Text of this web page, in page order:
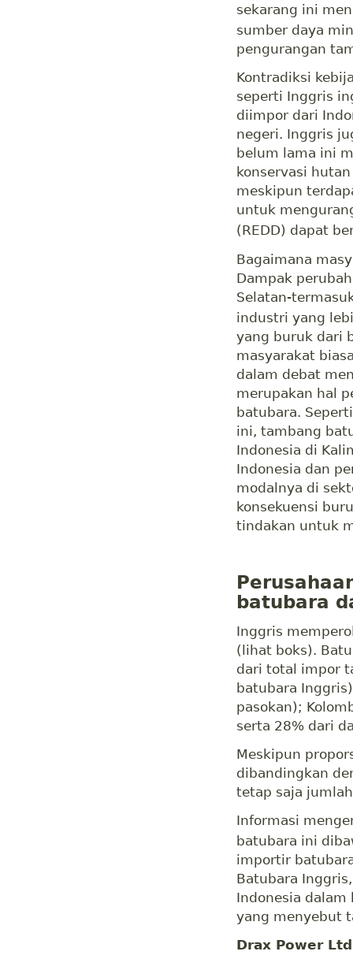
sekarang ini
sumber daya
pengurangan
Kontradiksi
seperti Inggris
diimpor dari
negeri. Inggris
belum lama ini
konservasi
meskipun
untuk
(REDD) dapat
Bagaimana
Dampak
Selatan-
industri yang
yang buruk dari
masyarakat
dalam debat
merupakan hal
batubara.
ini, tambang
Indonesia di
Indonesia dan
modalnya di
konsekuensi
tindakan untuk
batubara
Inggris
(lihat boks).
dari total impor
batubara
pasokan);
serta 28% dari
Meskipun
dibandingkan
tetap saja
Informasi
batubara ini
importir
Batubara
Indonesia
yang menyebut
Drax Power Ltd